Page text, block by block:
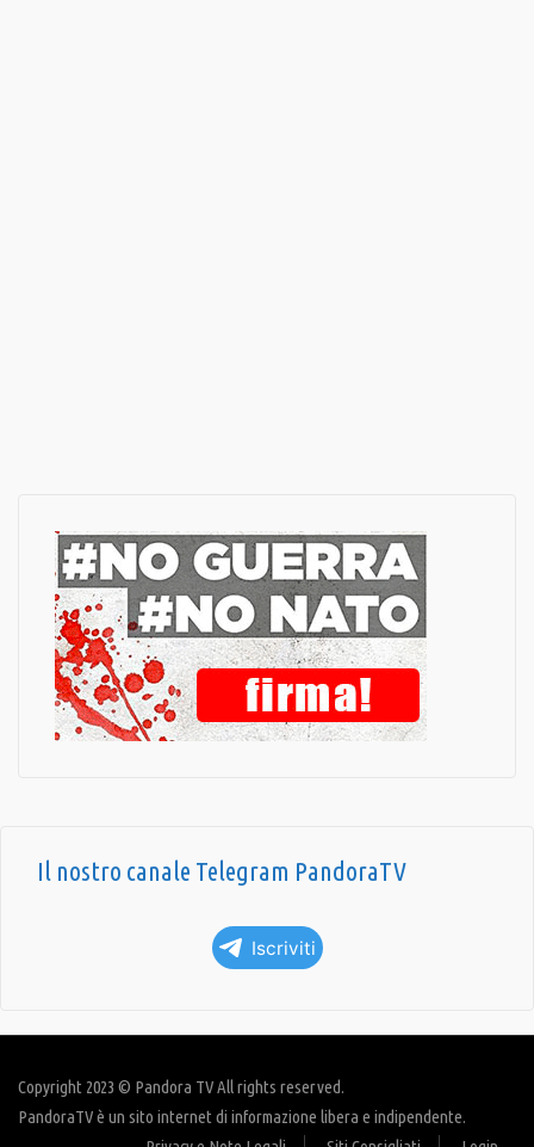
Il nostro canale Telegram PandoraTV
Iscriviti
Copyright 2023 © Pandora TV All rights reserved.
PandoraTV è un sito internet di informazione libera e indipendente.